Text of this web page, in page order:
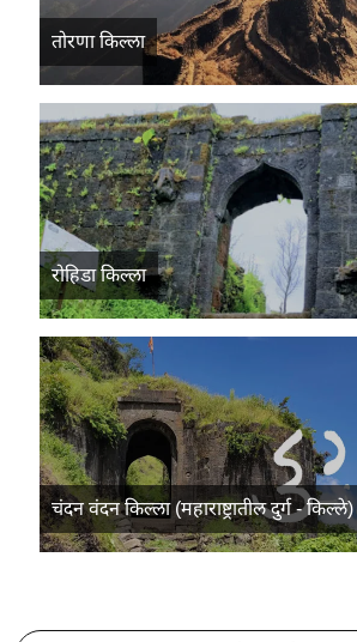
तोरणा किल्ला
रोहिडा किल्ला
चंदन वंदन किल्ला (महाराष्ट्रातील दुर्ग - किल्ले)